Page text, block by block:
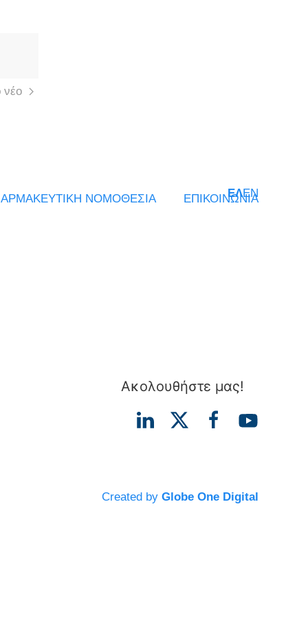
νέο
ΕΛEN
ΝΟΜΟΘΕΣΙΑ ΕΠΙΚΟΙΝΩΝΙΑ
Ακολουθήστε μας!
Created by Globe One Digital